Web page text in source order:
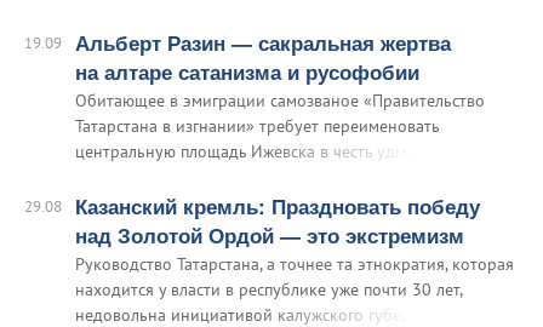
строго добровольного предмета «Родной язык»,
Татарстан предлагает сделать госязыки национальных
регионов предметом обязательным.
19.09
Альберт Разин — сакральная жертва
на алтаре сатанизма и русофобии
Обитающее в эмиграции самозваное «Правительство
Татарстана в изгнании» требует переименовать
центральную площадь Ижевска в честь удмуртского
себя заживо на этой площади 10 сентября. «Альберт
Алексеевич Разин был бессилен перед махиной под
названием „система“…
29.08
Казанский кремль: Праздновать победу
над Золотой Ордой — это экстремизм
Руководство Татарстана, а точнее та этнократия, которая
находится у власти в республике уже почти 30 лет,
недовольна инициативой калужского губернатора, чтобы